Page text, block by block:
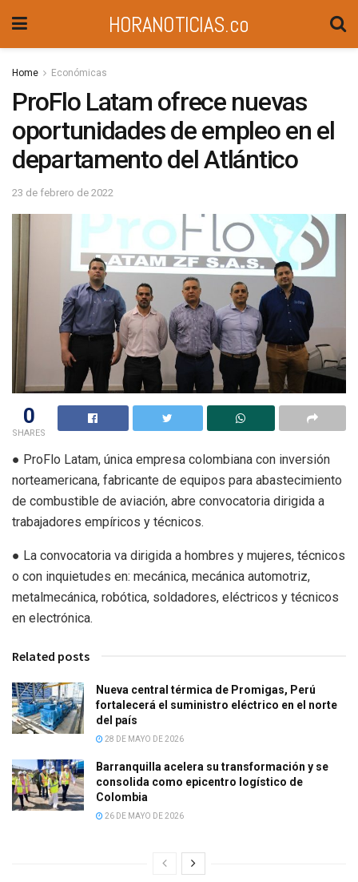
HORANOTICIAS.co
Home Económicas
ProFlo Latam ofrece nuevas
oportunidades de empleo en el
departamento del Atlántico
23 de febrero de 2022
0
SHARES
● ProFlo Latam, única empresa colombiana con inversión
norteamericana, fabricante de equipos para abastecimiento
de combustible de aviación, abre convocatoria dirigida a
trabajadores empíricos y técnicos.
● La convocatoria va dirigida a hombres y mujeres, técnicos
o con inquietudes en: mecánica, mecánica automotriz,
metalmecánica, robótica, soldadores, eléctricos y técnicos
en electrónica.
Related posts
Nueva central térmica de Promigas, Perú
fortalecerá el suministro eléctrico en el norte
del país
28 DE MAYO DE 2026
Barranquilla acelera su transformación y se
consolida como epicentro logístico de
Colombia
26 DE MAYO DE 2026